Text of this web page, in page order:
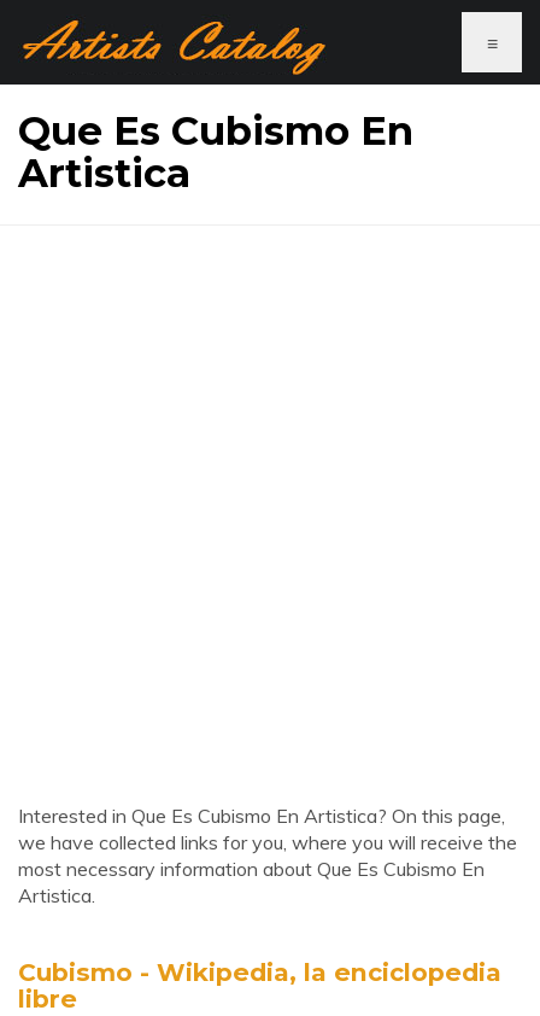
≡
Que Es Cubismo En
Artistica
Interested in Que Es Cubismo En Artistica? On this page,
we have collected links for you, where you will receive the
most necessary information about Que Es Cubismo En
Artistica.
Cubismo - Wikipedia, la enciclopedia
libre